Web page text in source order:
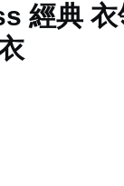
經典 衣